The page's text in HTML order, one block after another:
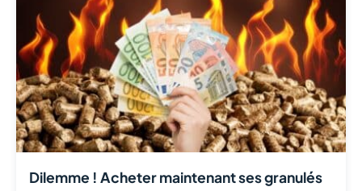
Dilemme ! Acheter maintenant ses granulés